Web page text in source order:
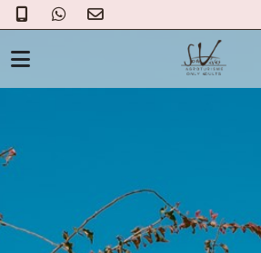
EL AGROTURISMO
FOTOS